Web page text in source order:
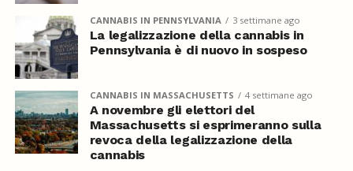
CANNABIS IN PENNSYLVANIA 3 settimane ago
La legalizzazione della cannabis in
Pennsylvania è di nuovo in sospeso
CANNABIS IN MASSACHUSETTS 4 settimane ago
A novembre gli elettori del
Massachusetts si esprimeranno sulla
revoca della legalizzazione della
cannabis